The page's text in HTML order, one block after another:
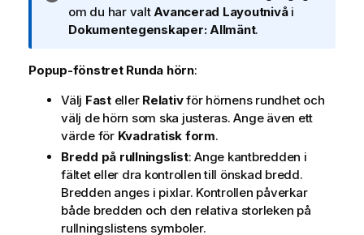
n
t
c
n
i
n
g
o
m
i
n
om du har valtAvancerad Layoutnivåi
Dokumentegenskaper: Allmänt.
Popup-fönstret Runda hörn:
Välj Fasteller Relativför hörnens rundhet och
välj de hörn som ska justeras. Ange även ett
värde för Kvadratisk form.
Bredd på rullningslist: Ange kantbredden i
fältet eller dra kontrollen till önskad bredd.
Bredden anges i pixlar. Kontrollen påverkar
både bredden och den relativa storleken på
rullningslistens symboler.